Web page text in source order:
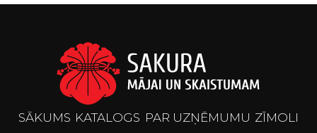
SĀKUMS KATALOGS PAR UZŅĒMUMU ZĪMOLI